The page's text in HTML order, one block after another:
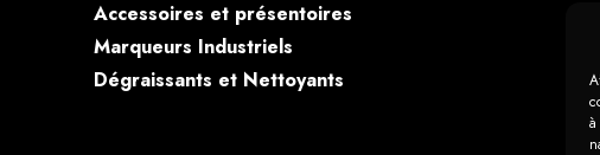
Accessoires et présentoires
Marqueurs Industriels
Dégraissants et Nettoyants